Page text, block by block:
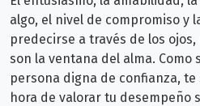
algo, el nivel de compromiso y
predecirse a través de los
son la ventana del alma. Como
persona digna de confianza,
hora de valorar tu desempeño